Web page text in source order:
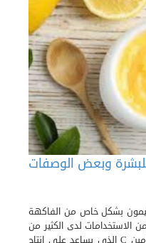
وبعض الوصفات
بشكل خاص من الفاكهة
الاستخدامات لدى الكثير من
الناس، يُساعد على تزويد الجسم بفيتامين C الذي يساعد على إنتاج